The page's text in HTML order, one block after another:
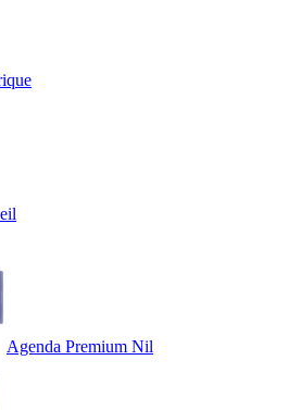
Agenda Premium Nil